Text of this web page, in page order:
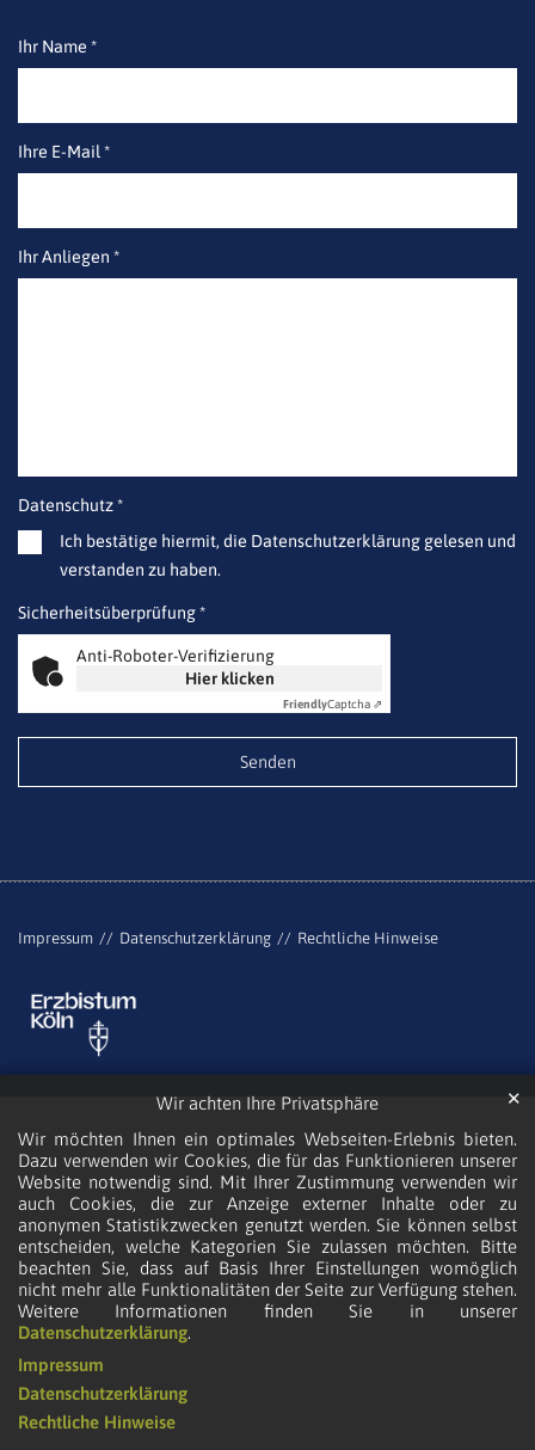
Wir achten Ihre Privatsphäre
Wir möchten Ihnen ein optimales Webseiten-Erlebnis bieten.
Dazu verwenden wir Cookies, die für das Funktionieren unserer
Website notwendig sind. Mit Ihrer Zustimmung verwenden wir
auch Cookies, die zur Anzeige externer Inhalte oder zu
anonymen Statistikzwecken genutzt werden. Sie können selbst
entscheiden, welche Kategorien Sie zulassen möchten. Bitte
beachten Sie, dass auf Basis Ihrer Einstellungen womöglich
nicht mehr alle Funktionalitäten der Seite zur Verfügung stehen.
Weitere Informationen finden Sie in unserer
Datenschutzerklärung.
✕
Impressum
Datenschutzerklärung
Rechtliche Hinweise
Ihr Name *
Ihre E-Mail *
Ihr Anliegen *
Datenschutz *
Ich bestätige hiermit, die Datenschutzerklärung gelesen und
verstanden zu haben.
Sicherheitsüberprüfung *
Anti-Roboter-Verifizierung
Hier klicken
FriendlyCaptcha ⇗
Impressum Datenschutzerklärung Rechtliche Hinweise